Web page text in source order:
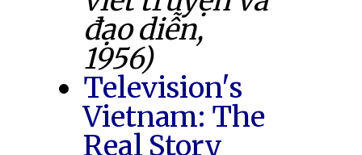
đạo diễn,
1956)
Television's
Vietnam: The
Real Story